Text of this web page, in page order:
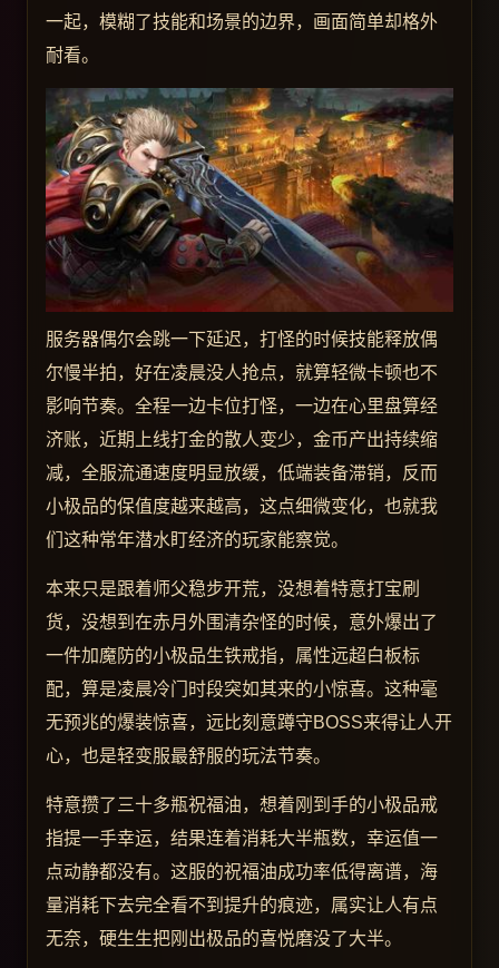
一起，模糊了技能和场景的边界，画面简单却格外
耐看。
服务器偶尔会跳一下延迟，打怪的时候技能释放偶
尔慢半拍，好在凌晨没人抢点，就算轻微卡顿也不
影响节奏。全程一边卡位打怪，一边在心里盘算经
济账，近期上线打金的散人变少，金币产出持续缩
减，全服流通速度明显放缓，低端装备滞销，反而
小极品的保值度越来越高，这点细微变化，也就我
们这种常年潜水盯经济的玩家能察觉。
本来只是跟着师父稳步开荒，没想着特意打宝刷
货，没想到在赤月外围清杂怪的时候，意外爆出了
一件加魔防的小极品生铁戒指，属性远超白板标
配，算是凌晨冷门时段突如其来的小惊喜。这种毫
无预兆的爆装惊喜，远比刻意蹲守BOSS来得让人开
心，也是轻变服最舒服的玩法节奏。
特意攒了三十多瓶祝福油，想着刚到手的小极品戒
指提一手幸运，结果连着消耗大半瓶数，幸运值一
点动静都没有。这服的祝福油成功率低得离谱，海
量消耗下去完全看不到提升的痕迹，属实让人有点
无奈，硬生生把刚出极品的喜悦磨没了大半。